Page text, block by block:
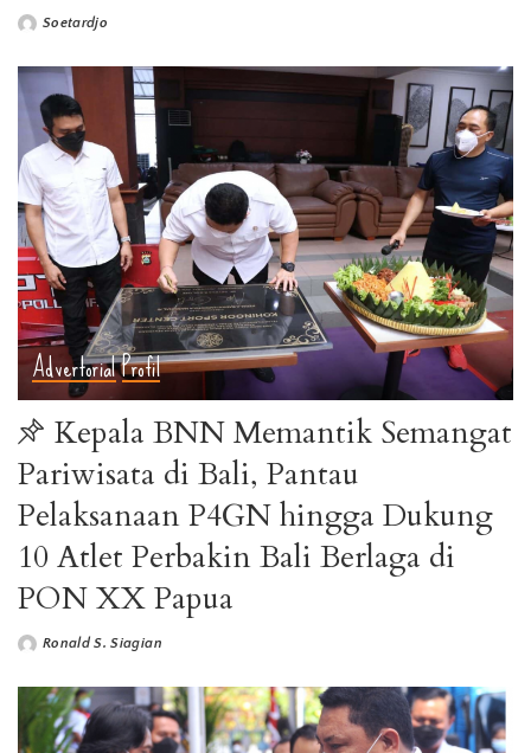
Soetardjo
AdvertorialProfil
Kepala BNN Memantik Semangat
Pariwisata di Bali, Pantau
Pelaksanaan P4GN hingga Dukung
10 Atlet Perbakin Bali Berlaga di
PON XX Papua
Ronald S. Siagian